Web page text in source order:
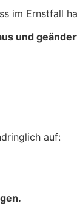
im Ernstfall
und
auf: